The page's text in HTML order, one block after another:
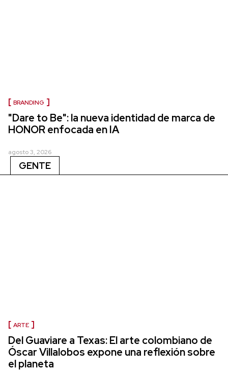
BRANDING
"Dare to Be": la nueva identidad de marca de
HONOR enfocada en IA
agosto 3, 2026
GENTE
ARTE
Del Guaviare a Texas: El arte colombiano de
Óscar Villalobos expone una reflexión sobre
el planeta